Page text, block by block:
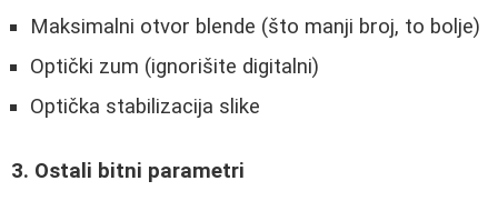
Maksimalni otvor blende (što manji broj, to bolje)
Optički zum (ignorišite digitalni)
Optička stabilizacija slike
3. Ostali bitni parametri